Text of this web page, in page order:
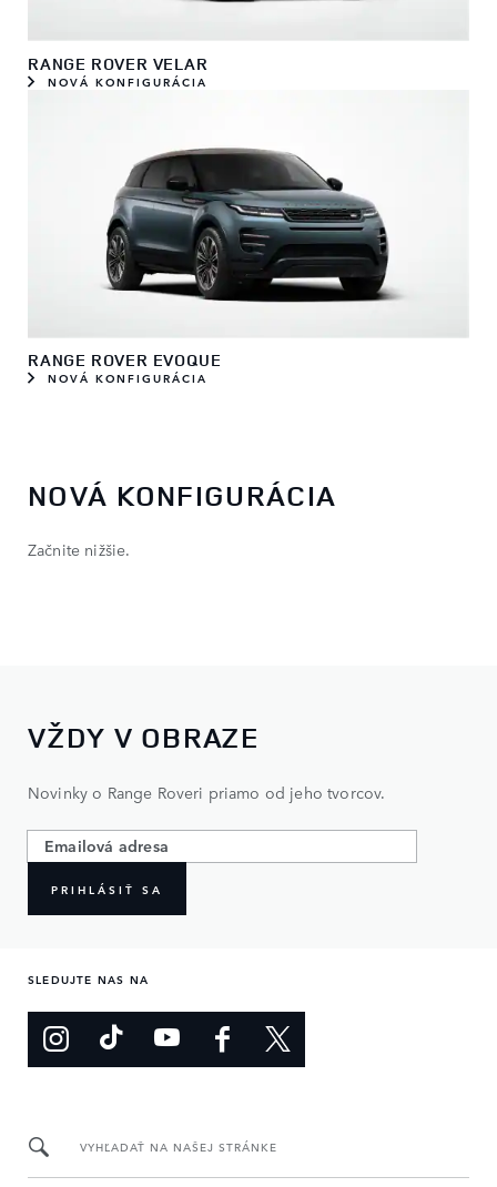
RANGE ROVER VELAR
NOVÁ KONFIGURÁCIA
RANGE ROVER EVOQUE
NOVÁ KONFIGURÁCIA
NOVÁ KONFIGURÁCIA
Začnite nižšie.
VŽDY V OBRAZE
Novinky o Range Roveri priamo od jeho tvorcov.
PRIHLÁSIŤ SA
SLEDUJTE NAS NA
VYHĽADAŤ NA NAŠEJ STRÁNKE